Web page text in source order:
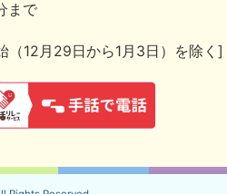
まで
（12月29日から1月3日）を除く]